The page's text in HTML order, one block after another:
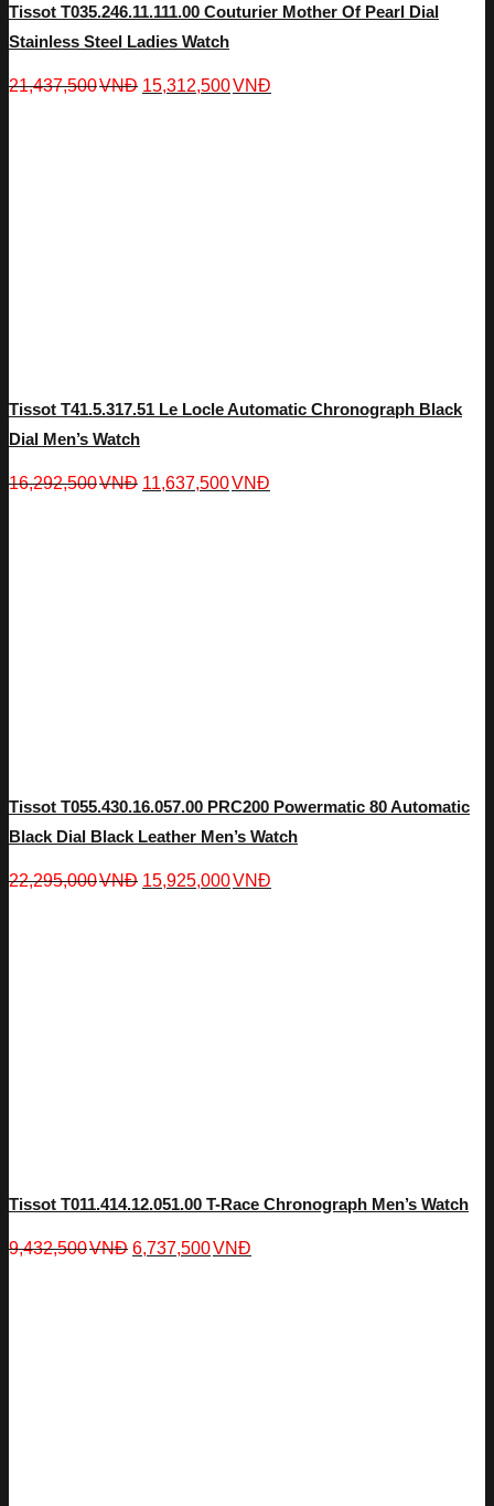
Tissot T035.246.11.111.00 Couturier Mother Of Pearl Dial
Stainless Steel Ladies Watch
21,437,500VNĐ 15,312,500VNĐ
Tissot T41.5.317.51 Le Locle Automatic Chronograph Black
Dial Men’s Watch
16,292,500VNĐ 11,637,500VNĐ
Tissot T055.430.16.057.00 PRC200 Powermatic 80 Automatic
Black Dial Black Leather Men’s Watch
22,295,000VNĐ 15,925,000VNĐ
Tissot T011.414.12.051.00 T-Race Chronograph Men’s Watch
9,432,500VNĐ 6,737,500VNĐ